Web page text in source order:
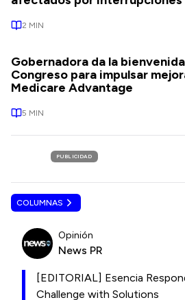
2 MIN
Gobernadora da la
Congreso para impulsar
Medicare Advantage
5 MIN
PUBLICIDAD
COLUMNAS
Opinión
News PR
[EDITORIAL] Esencia
Challenge with Solutions